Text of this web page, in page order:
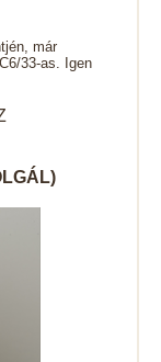
már
33-as. Igen